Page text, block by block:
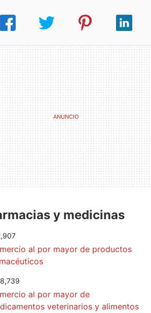
y medicinas
al por mayor de productos
al por mayor de
veterinarios y alimentos